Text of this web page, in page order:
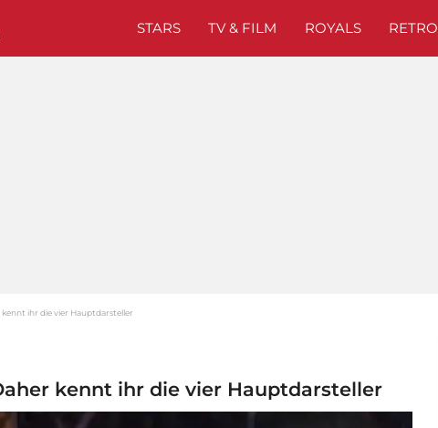
STARS TV & FILM ROYALS RETRO
ihr die vier Hauptdarsteller
kennt ihr die vier Hauptdarsteller